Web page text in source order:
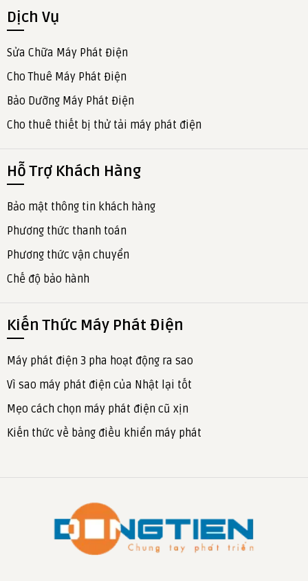
Dịch Vụ
Sửa Chữa Máy Phát Điện
Cho Thuê Máy Phát Điện
Bảo Dưỡng Máy Phát Điện
Cho thuê thiết bị thử tải máy phát điện
Hỗ Trợ Khách Hàng
Bảo mật thông tin khách hàng
Phương thức thanh toán
Phương thức vận chuyển
Chế độ bảo hành
Kiến Thức Máy Phát Điện
Máy phát điện 3 pha hoạt động ra sao
Vì sao máy phát điện của Nhật lại tốt
Mẹo cách chọn máy phát điện cũ xịn
Kiến thức về bảng điều khiển máy phát